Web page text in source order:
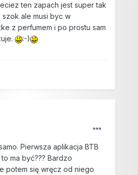
ten zapach jest super tak
szok ale musi byc w
z perfumem i po prostu sam
:-)
Pierwsza aplikacja BTB
ma być??? Bardzo
potem się wręcz od niego